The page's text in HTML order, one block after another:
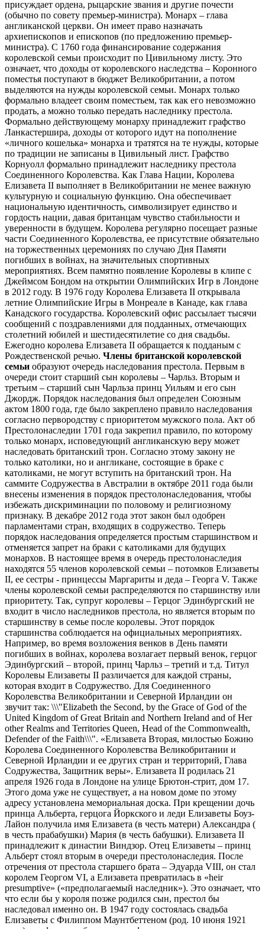
присуждает ордена, рыцарские звания и другие почести
(обычно по совету премьер-министра). Монарх – глава
англиканской церкви. Он имеет право назначать
архиепископов и епископов (по предложению премьер-
министра). С 1760 года финансирование содержания
королевской семьи происходит по Цивильному листу. Это
означает, что доходы от королевского наследства – Коронного
поместья поступают в бюджет Великобритании, а потом
выделяются на нужды королевской семьи. Монарх только
формально владеет своим поместьем, так как его невозможно
продать, а можно только передать наследнику престола.
Формально действующему монарху принадлежит графство
Ланкастершира, доходы от которого идут на пополнение
«личного кошелька» монарха и тратятся на те нужды, которые
по традиции не записаны в Цивильный лист. Графство
Корнуолл формально принадлежит наследнику престола
Соединенного Королевства. Как Глава Нации, Королева
Елизавета II выполняет в Великобритании не менее важную
культурную и социальную функцию. Она обеспечивает
национальную идентичность, символизирует единство и
гордость нации, давая британцам чувство стабильности и
уверенности в будущем. Королева регулярно посещает разные
части Соединенного Королевства, ее присутствие обязательно
на торжественных церемониях по случаю Дня Памяти
погибших в войнах, на значительных спортивных
мероприятиях. Всем памятно появление Королевы в клипе с
Джеймсом Бондом на открытии Олимпийских Игр в Лондоне
в 2012 году. В 1976 году Королева Елизавета II открывала
летние Олимпийские Игры в Монреале в Канаде, как глава
Канадского государства. Королевский офис рассылает тысячи
сообщений с поздравлениями для подданных, отмечающих
столетний юбилей и шестидесятилетие со дня свадьбы.
Ежегодно королева Елизавета II обращается к подданым с
Рождественской речью. Члены британской королевской
семьи образуют очередь наследования престола. Первым в
очереди стоит старший сын королевы – Чарльз. Вторым и
третьим – старший сын Чарльза принц Уильям и его сын
Джордж. Порядок наследования был определен Союзным
актом 1800 года, где было закреплено правило наследования
согласно первородству с приоритетом мужского пола. Акт об
Престолонаследии 1701 года закрепил правило, по которому
только монарх, исповедующий англиканскую веру может
наследовать британский трон. Согласно этому закону не
только католики, но и англикане, состоящие в браке с
католиками, не могут вступить на британский трон. На
саммите Содружества в Австралии в октябре 2011 года были
внесены изменения в порядок престолонаследования, чтобы
избежать дискриминации по половому и религиозному
признаку. В декабре 2012 года этот закон был одобрен
парламентами стран, входящих в содружество. Теперь
порядок наследования определяется простым старшинством и
отменяется запрет на браки с католиками для будущих
монархов. В настоящее время в очередь престолонаследия
находятся 55 членов королевской семьи – потомков Елизаветы
II, ее сестры - принцессы Маргариты и деда – Георга V. Также
члены королевской семьи распределяются по старшинству или
приоритету. Так, супруг королевы – Герцог Эдинбургский не
входит в число наследников престола, но является вторым по
старшинству в семье после королевы. Этот порядок
старшинства соблюдается на официальных мероприятиях.
Например, во время возложения венков в День памяти
погибших в войнах, королева возлагает первый венок, герцог
Эдинбургский – второй, принц Чарльз – третий и т.д. Титул
Королевы Елизаветы II различается для каждой страны,
которая входит в Содружество. Для Соединенного
Королевства Великобритании и Северной Ирландии он
звучит так: \\\"Elizabeth the Second, by the Grace of God of the
United Kingdom of Great Britain and Northern Ireland and of Her
other Realms and Territories Queen, Head of the Commonwealth,
Defender of the Faith\\\". «Елизавета Вторая, милостью Божию
Королева Соединенного Королевства Великобритании и
Северной Ирландии и ее других стран и территорий, Глава
Содружества, Защитник веры». Елизавета II родилась 21
апреля 1926 года в Лондоне на улице Брютон-стрит, дом 17.
Этого дома уже не существует, а на новом доме по этому
адресу установлена мемориальная доска. При крещении дочь
принца Альберта, герцога Йоркского и леди Елизаветы Боуз-
Лайон получила имя Елизавета (в честь матери) Александра (
в честь прабабушки) Мария (в честь бабушки). Елизавета II
принадлежит к династии Виндзор. Отец Елизаветы – принц
Альберт стоял вторым в очереди престолонаследия. После
отречения от престола старшего брата – Эдуарда VIII, он стал
королем Георгом VI, а Елизавета превратилась в «heir
presumptive» («предполагаемый наследник»). Это означает, что
что если бы у короля позже родился сын, престол бы
наследовал именно он. В 1947 году состоялась свадьба
Елизаветы с Филиппом Маунтбеттеном (род. 10 июня 1921